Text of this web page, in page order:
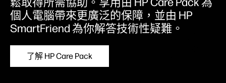
個人電腦帶來更廣泛的保障，並由 HP
SmartFriend 為你解答技術性疑難。
了解 HP Care Pack